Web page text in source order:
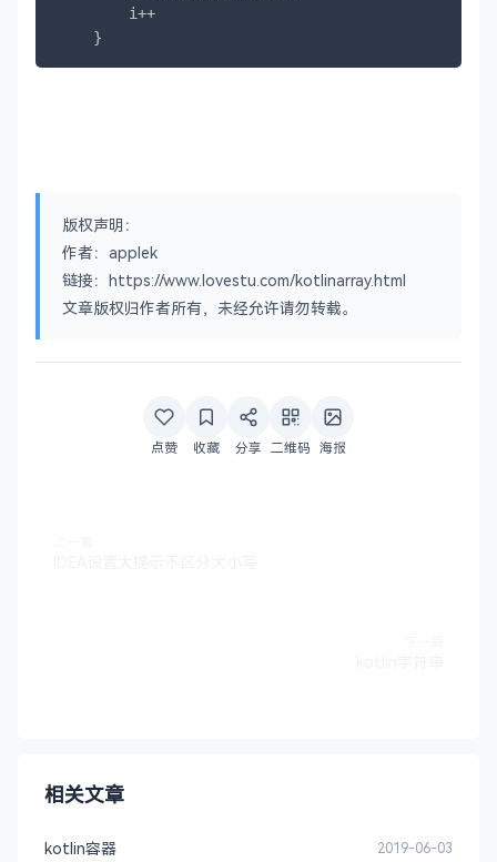
        i++
    }
版权声明：
作者：applek
链接：https://www.lovestu.com/kotlinarray.html
文章版权归作者所有，未经允许请勿转载。
点赞 收藏 分享 二维码 海报
相关文章
kotlin容器 2019-06-03